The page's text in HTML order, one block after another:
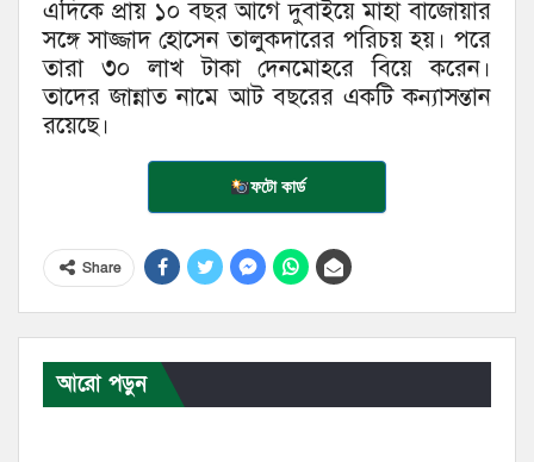
এদিকে প্রায় ১০ বছর আগে দুবাইয়ে মাহা বাজোয়ার
সঙ্গে সাজ্জাদ হোসেন তালুকদারের পরিচয় হয়। পরে
তারা ৩০ লাখ টাকা দেনমোহরে বিয়ে করেন।
তাদের জান্নাত নামে আট বছরের একটি কন্যাসন্তান
রয়েছে।
ফটো কার্ড
Share
আরো পড়ুন